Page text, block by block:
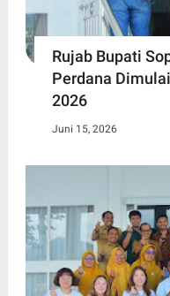
Rujab Bupati
Perdana
2026
Juni 15, 2026